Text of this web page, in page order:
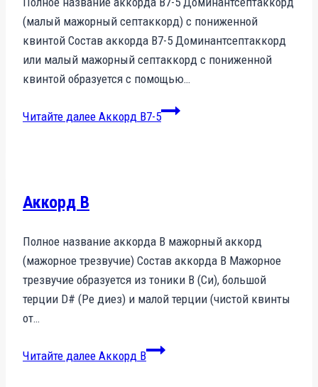
(малый мажорный септаккорд) с пониженной
квинтой Состав аккорда B7-5 Доминантсептаккорд
или малый мажорный септаккорд с пониженной
квинтой образуется с помощью…
Читайте далее Аккорд B7-5
Аккорд B
Полное название аккорда B мажорный аккорд
(мажорное трезвучие) Состав аккорда B Мажорное
трезвучие образуется из тоники B (Си), большой
терции D# (Ре диез) и малой терции (чистой квинты
от…
Читайте далее Аккорд B